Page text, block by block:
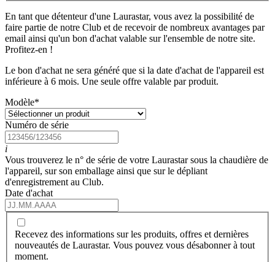
En tant que détenteur d'une Laurastar, vous avez la possibilité de
faire partie de notre Club et de recevoir de nombreux avantages par
email ainsi qu'un bon d'achat valable sur l'ensemble de notre site.
Profitez-en !
Le bon d'achat ne sera généré que si la date d'achat de l'appareil est
inférieure à 6 mois. Une seule offre valable par produit.
Modèle*
Numéro de série
i
Vous trouverez le n° de série de votre Laurastar sous la chaudière de
l'appareil, sur son emballage ainsi que sur le dépliant
d'enregistrement au Club.
Date d'achat
Recevez des informations sur les produits, offres et dernières
nouveautés de Laurastar. Vous pouvez vous désabonner à tout
moment.